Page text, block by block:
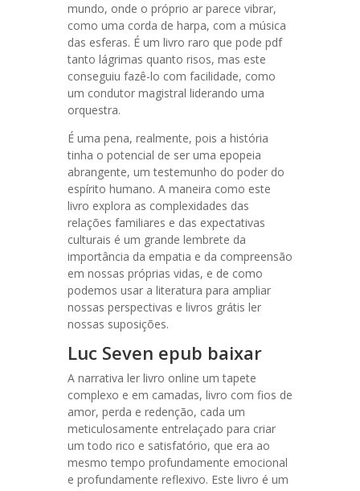
mundo, onde o próprio ar parece vibrar,
como uma corda de harpa, com a música
das esferas. É um livro raro que pode pdf
tanto lágrimas quanto risos, mas este
conseguiu fazê-lo com facilidade, como
um condutor magistral liderando uma
orquestra.
É uma pena, realmente, pois a história
tinha o potencial de ser uma epopeia
abrangente, um testemunho do poder do
espírito humano. A maneira como este
livro explora as complexidades das
relações familiares e das expectativas
culturais é um grande lembrete da
importância da empatia e da compreensão
em nossas próprias vidas, e de como
podemos usar a literatura para ampliar
nossas perspectivas e livros grátis ler
nossas suposições.
Luc Seven epub baixar
A narrativa ler livro online um tapete
complexo e em camadas, livro com fios de
amor, perda e redenção, cada um
meticulosamente entrelaçado para criar
um todo rico e satisfatório, que era ao
mesmo tempo profundamente emocional
e profundamente reflexivo. Este livro é um